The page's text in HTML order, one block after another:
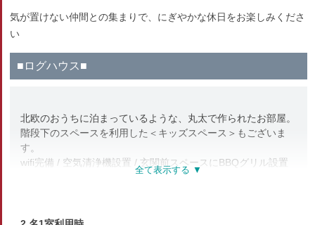
気が置けない仲間との集まりで、にぎやかな休日をお楽しみくださ
い
■ログハウス■
北欧のおうちに泊まっているような、丸太で作られたお部屋。
階段下のスペースを利用した＜キッズスペース＞もございま
す。
wifi完備 / 空気清浄機設置 / 玄関前スペースにBBQグリル設置
×6)・キッチン